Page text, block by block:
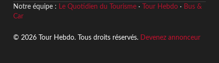
Notre équipe : Le Quotidien du Tourisme· Tour Hebdo· Bus &
Car
© 2026 Tour Hebdo. Tous droits réservés. Devenez annonceur